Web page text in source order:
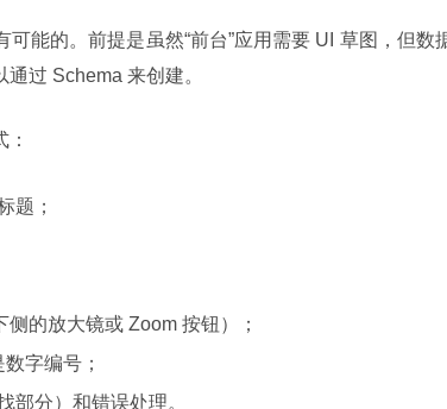
能的。前提是虽然“前台”应用需要 UI 草图，但数
过 Schema 来创建。
题；
的放大镜或 Zoom 按钮）；
字编号；
部分）和错误处理。